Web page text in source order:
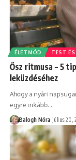
ÉLETMÓD TEST ÉS
Ősz ritmusa – 5
leküzdéséhez
Ahogy a nyári
egyre inkább…
Balogh Nóra július 20,